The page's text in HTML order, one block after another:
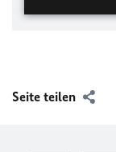
Seite teilen